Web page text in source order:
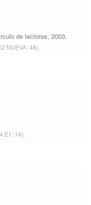
de lectores, 2003.
NUEVA: 48).
E1: 14).